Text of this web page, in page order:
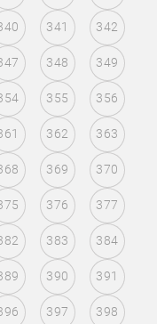
341 342
348 349
355 356
362 363
369 370
376 377
383 384
390 391
397 398